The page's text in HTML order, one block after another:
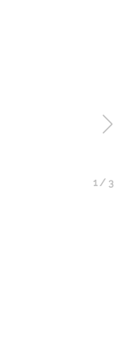
1 / 3